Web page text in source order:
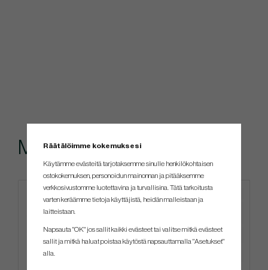
Muut ostivat myös
Räätälöimme kokemuksesi
Käytämme evästeitä tarjotaksemme sinulle henkilökohtaisen
ostokokemuksen, personoidun mainonnan ja pitääksemme
verkkosivustomme luotettavina ja turvallisina. Tätä tarkoitusta
varten keräämme tietoja käyttäjistä, heidän malleistaan ​​ja
laitteistaan.
Napsauta "OK" jos sallit kaikki evästeet tai valitse mitkä evästeet
sallit ja mitkä haluat poistaa käytöstä napsauttamalla "Asetukset"
alla.